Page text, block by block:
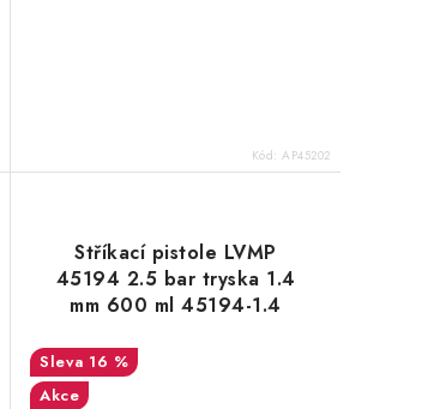
Kód:AP45202
Stříkací pistole LVMP
45194 2.5 bar tryska 1.4
mm 600 ml 45194-1.4
16 %
Akce